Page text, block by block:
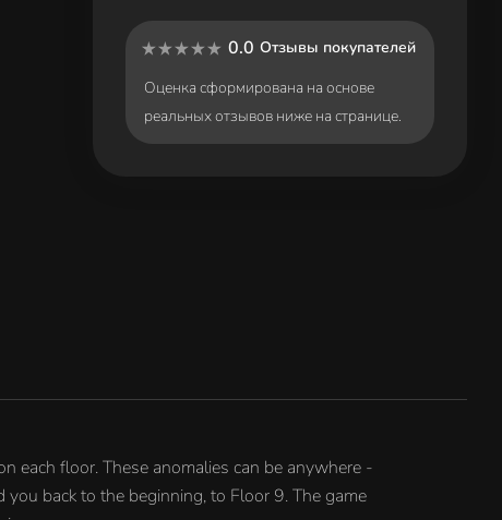
0.0 Отзывы покупателей
Оценка сформирована на основе
реальных отзывов ниже на странице.
each floor. These anomalies can be anywhere -
back to the beginning, to Floor 9. The game